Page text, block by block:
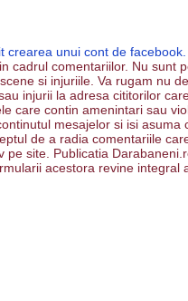
crearea unui cont de facebook.
cadrul comentariilor. Nu sunt
si injuriile. Va rugam nu
injurii la adresa cititorilor
care contin amenintari sau
mesajelor si isi asuma
de a radia comentariile
pe site. Publicatia
acestora revine integral